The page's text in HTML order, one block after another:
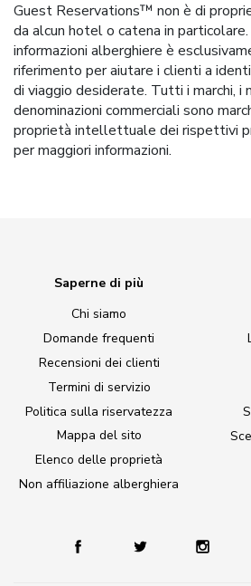
Guest Reservations™ non è di
da alcun hotel o catena in
informazioni alberghiere è
riferimento per aiutare i clienti a
di viaggio desiderate. Tutti i marchi, i
denominazioni commerciali sono
proprietà intellettuale dei rispettivi
per maggiori informazioni.
Saperne di più
Chi siamo
Domande frequenti
Recensioni dei clienti
Termini di servizio
Politica sulla riservatezza
Mappa del sito
Elenco delle proprietà
Non affiliazione alberghiera